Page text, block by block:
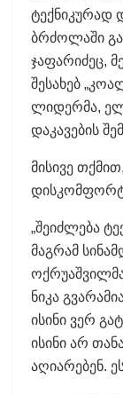
ტექნიკურად
ბრძოლაში
ჯაფარიძეც,
შესახებ
ლიდერმა,
დაკავების
მისივე
„შეიძლება
მაგრამ
ნიკა
ისინი ვერ
ისინი არ
აღიარებენ.